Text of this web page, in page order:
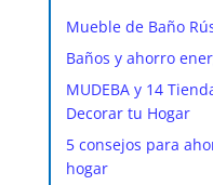
Mueble de Baño
Baños y ahorro
MUDEBA y 14
Decorar tu Hogar
5 consejos para
hogar